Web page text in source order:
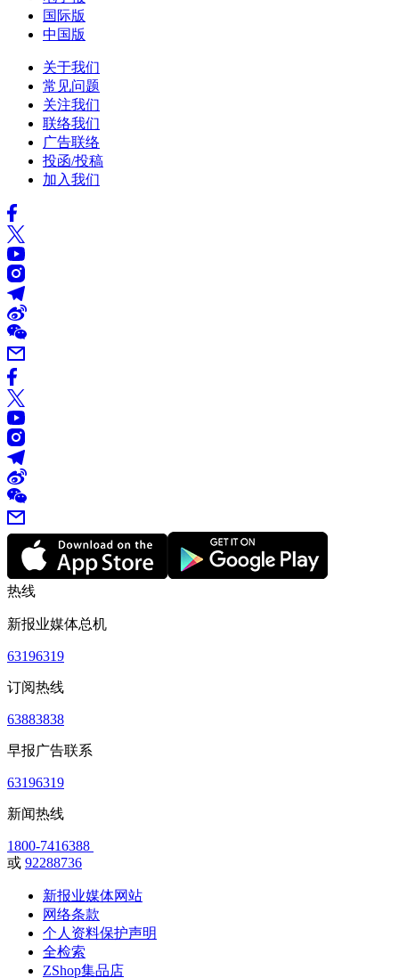
国际版
中国版
关于我们
常见问题
关注我们
联络我们
广告联络
投函/投稿
加入我们
热线
新报业媒体总机
63196319
订阅热线
63883838
早报广告联系
63196319
新闻热线
1800-7416388
或 92288736
新报业媒体网站
网络条款
个人资料保护声明
全检索
ZShop集品店